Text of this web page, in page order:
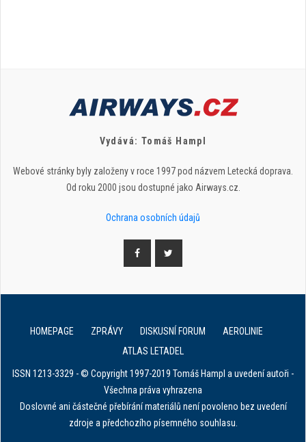
Vydává: Tomáš Hampl
Webové stránky byly založeny v roce 1997 pod názvem Letecká doprava.
Od roku 2000 jsou dostupné jako Airways.cz.
Ochrana osobních údajů
HOMEPAGE ZPRÁVY DISKUSNÍ FORUM
AEROLINIE
ATLAS LETADEL
ISSN 1213-3329 - © Copyright 1997-2019 Tomáš Hampl a uvedení autoři -
Všechna práva vyhrazena
Doslovné ani částečné přebírání materiálů není povoleno bez uvedení
zdroje a předchozího písemného souhlasu.